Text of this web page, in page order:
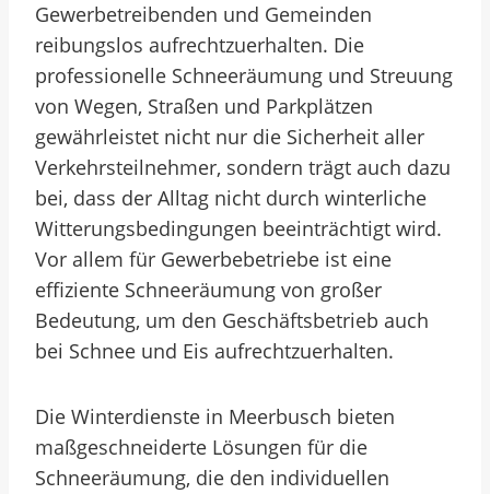
Gewerbetreibenden und Gemeinden
reibungslos aufrechtzuerhalten. Die
professionelle Schneeräumung und Streuung
von Wegen, Straßen und Parkplätzen
gewährleistet nicht nur die Sicherheit aller
Verkehrsteilnehmer, sondern trägt auch dazu
bei, dass der Alltag nicht durch winterliche
Witterungsbedingungen beeinträchtigt wird.
Vor allem für Gewerbebetriebe ist eine
effiziente Schneeräumung von großer
Bedeutung, um den Geschäftsbetrieb auch
bei Schnee und Eis aufrechtzuerhalten.
Die Winterdienste in Meerbusch bieten
maßgeschneiderte Lösungen für die
Schneeräumung, die den individuellen